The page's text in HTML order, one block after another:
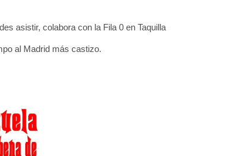
asistir, colabora con la Fila 0 en Taquilla
al Madrid más castizo.